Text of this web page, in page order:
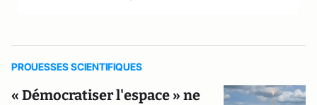
PROUESSES SCIENTIFIQUES
« Démocratiser l'espace » ne